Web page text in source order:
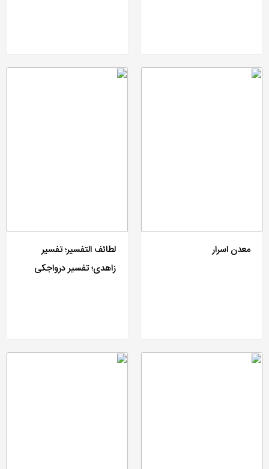
معدن اسرار
لطائف التفسیر؛ تفسیر
زاهدی؛ تفسیر درواجکی